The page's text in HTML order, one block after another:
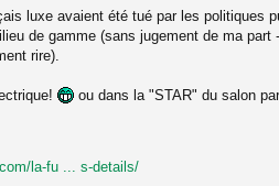
luxe avaient été tué par les politiques
de gamme (sans jugement de ma part
rire).
ou dans la "STAR" du salon
la-fu ... s-details/